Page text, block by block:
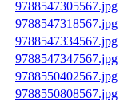
9788547305567.jpg
9788547318567.jpg
9788547334567.jpg
9788547347567.jpg
9788550402567.jpg
9788550808567.jpg